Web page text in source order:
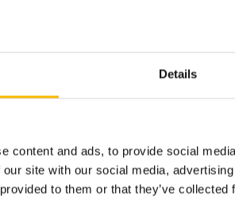
Details
content and ads, to provide social
site with our social media,
to them or that they’ve
porta una coperta e sacchi
il birdwatching. Rispetta i
parti del parco.
park